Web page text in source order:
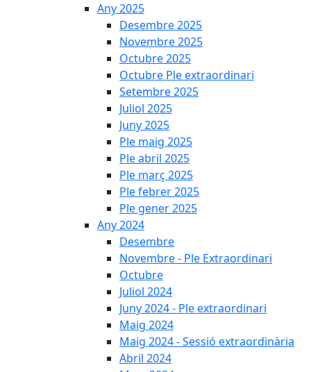
Any 2025
Desembre 2025
Novembre 2025
Octubre 2025
Octubre Ple extraordinari
Setembre 2025
Juliol 2025
Juny 2025
Ple maig 2025
Ple abril 2025
Ple març 2025
Ple febrer 2025
Ple gener 2025
Any 2024
Desembre
Novembre - Ple Extraordinari
Octubre
Juliol 2024
Juny 2024 - Ple extraordinari
Maig 2024
Maig 2024 - Sessió extraordinària
Abril 2024